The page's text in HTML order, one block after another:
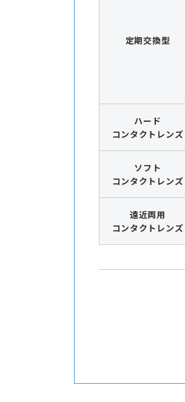
定期交換型
ハード
コンタクトレンズ
ソフト
コンタクトレンズ
遠近両用
コンタクトレンズ